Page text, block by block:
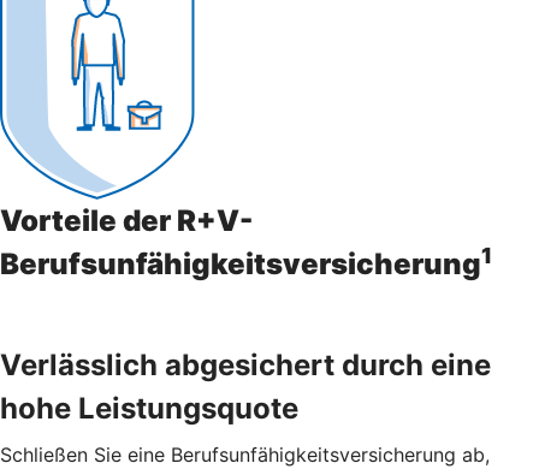
Vorteile der R+V-
Berufsunfähigkeitsversicherung1
Verlässlich abgesichert durch eine
hohe Leistungsquote
Schließen Sie eine Berufsunfähigkeitsversicherung ab,